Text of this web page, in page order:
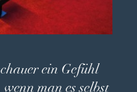
ein Gefühl
man es selbst